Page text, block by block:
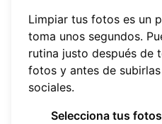
Limpiar tus fotos es un
toma unos segundos.
rutina justo después de
fotos y antes de
sociales.
Selecciona tus fotos